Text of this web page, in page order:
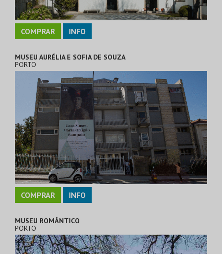
COMPRAR INFO
MUSEU AURÉLIA E SOFIA DE SOUZA
PORTO
COMPRAR INFO
MUSEU ROMÂNTICO
PORTO